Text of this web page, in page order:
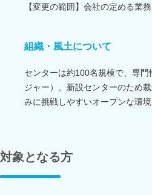
【変更の範囲】会社の定める業務
組織・風土について
センターは約100名規模で、専
ジャー）。新設センターのため
みに挑戦しやすいオープンな環
対象となる方